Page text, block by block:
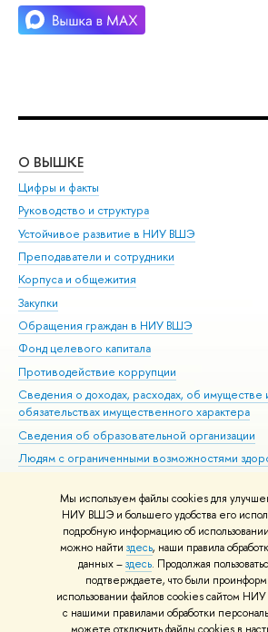
Мы используем файлы cookies для
НИУ ВШЭ и большего удобства его
подробную информацию об
можно найти здесь, наши правила
данных –здесь. Продолжая
подтверждаете, что были
использовании файлов cookies сайтом
с нашими правилами обработки
О ВЫШКЕ
Цифры и факты
Руководство и структура
Устойчивое развитие в НИУ ВШЭ
Преподаватели и сотрудники
Корпуса и общежития
Закупки
Обращения граждан в НИУ ВШЭ
Фонд целевого капитала
Противодействие коррупции
Сведения о доходах, расходах, об имуществе
обязательствах имущественного характера
Сведения об образовательной организации
Людям с ограниченными возможностями
Работа в Вышке
© НИУ ВШЭ 1993–2026 Адреса и контакты
материалов Политика конфиденциальности